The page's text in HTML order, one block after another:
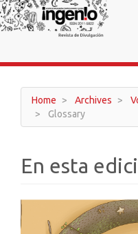
Main
Navigation
Main
Sidebar
Home Archives
Glossary
En esta
Article
Sidebar